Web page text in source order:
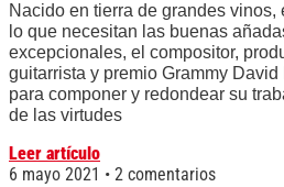
Nacido en tierra de grandes
lo que necesitan las buenas
excepcionales, el compositor,
guitarrista y premio Grammy
para componer y redondear su
de las virtudes
Leer artículo
6 mayo 2021
2 comentarios